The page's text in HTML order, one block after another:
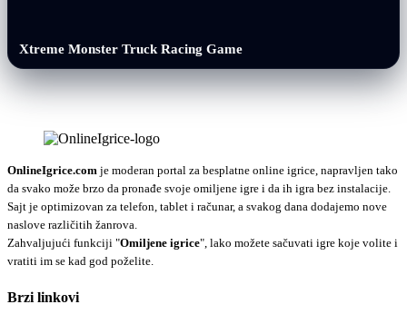
Xtreme Monster Truck Racing Game
OnlineIgrice.com je moderan portal za besplatne online igrice, napravljen tako
da svako može brzo da pronađe svoje omiljene igre i da ih igra bez instalacije.
Sajt je optimizovan za telefon, tablet i računar, a svakog dana dodajemo nove
naslove različitih žanrova.
Zahvaljujući funkciji "Omiljene igrice", lako možete sačuvati igre koje volite i
vratiti im se kad god poželite.
Brzi linkovi